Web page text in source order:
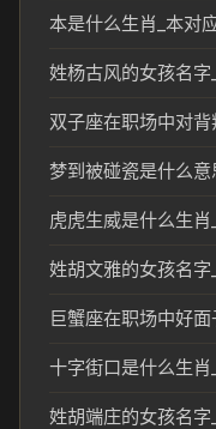
本是什么生肖_本对
姓杨古风的女孩名
双子座在职场中对
梦到被碰瓷是什么
姓胡文雅的女孩名
巨蟹座在职场中好
姓胡端庄的女孩名